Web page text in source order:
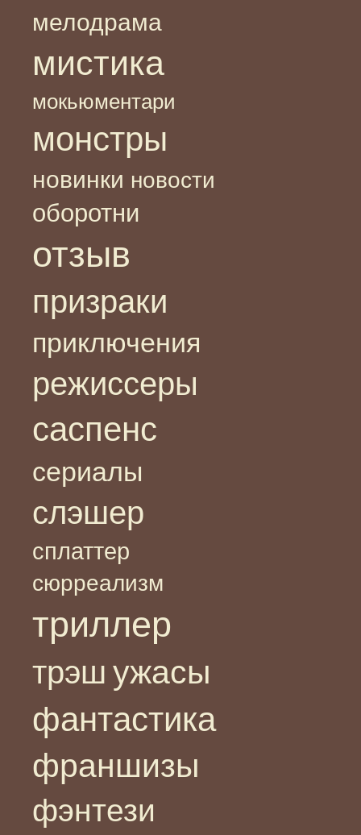
мелодрама
мистика
мокьюментари
монстры
новинки новости
оборотни
отзыв
призраки
приключения
режиссеры
саспенс
сериалы
слэшер
сплаттер
сюрреализм
триллер
трэш ужасы
фантастика
франшизы
фэнтези